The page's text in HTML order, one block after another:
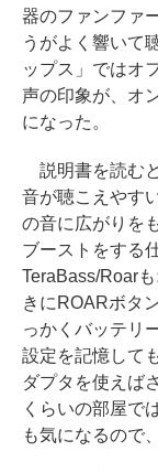
器のファンファ
うがよく響いて
ップス」ではオ
声の印象が、オ
になった。
説明書を読む
音が聴こえやす
の音に広がりを
ブーストをする
TeraBass/Roar
きにROARボタ
っかくバッテリ
設定を記憶して
ダプタを使えば
くらいの部屋で
も気になるので